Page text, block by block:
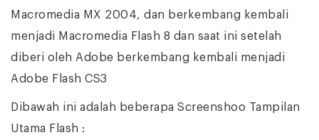
Macromedia MX 2004, dan berkembang kembali
menjadi Macromedia Flash 8 dan saat ini setelah
diberi oleh Adobe berkembang kembali menjadi
Adobe Flash CS3
Dibawah ini adalah beberapa Screenshoo Tampilan
Utama Flash :